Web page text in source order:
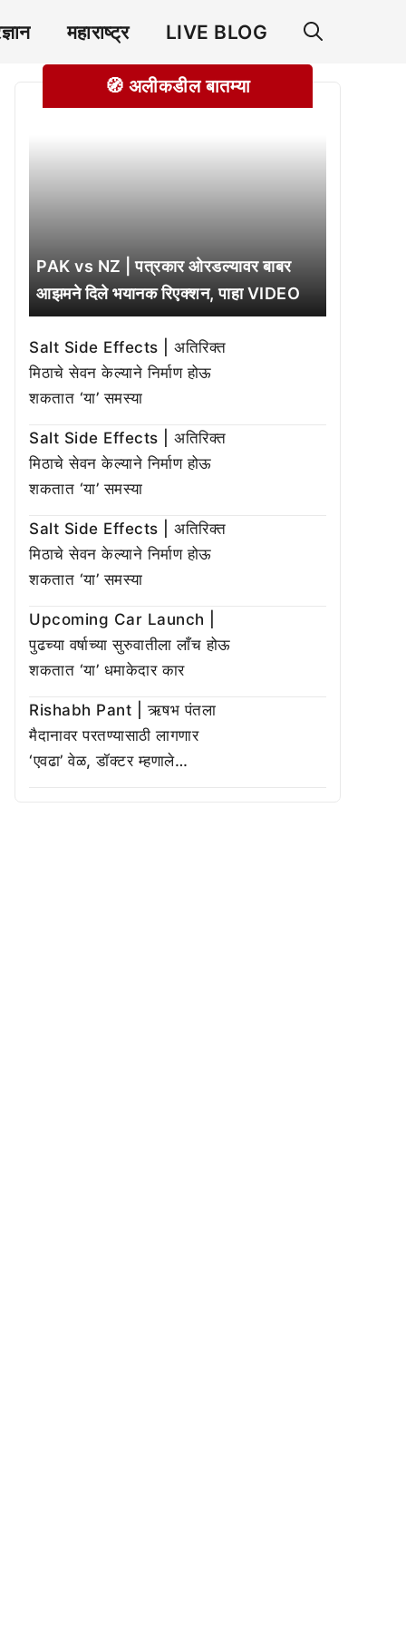
महाराष्ट्र LIVE BLOG
🧭 अलीकडील बातम्या
PAK vs NZ | पत्रकार ओरडल्यावर बाबर
आझमने दिले भयानक रिएक्शन, पाहा VIDEO
Salt Side Effects | अतिरिक्त
मिठाचे सेवन केल्याने निर्माण होऊ
शकतात ‘या’ समस्या
Salt Side Effects | अतिरिक्त
मिठाचे सेवन केल्याने निर्माण होऊ
शकतात ‘या’ समस्या
Salt Side Effects | अतिरिक्त
मिठाचे सेवन केल्याने निर्माण होऊ
शकतात ‘या’ समस्या
Upcoming Car Launch |
पुढच्या वर्षाच्या सुरुवातीला लाँच होऊ
शकतात ‘या’ धमाकेदार कार
Rishabh Pant | ऋषभ पंतला
मैदानावर परतण्यासाठी लागणार
‘एवढा’ वेळ, डॉक्टर म्हणाले…